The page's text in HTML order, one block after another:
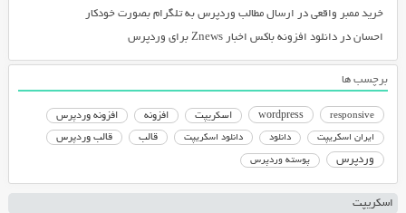
خرید ممبر واقعیدر ارسال مطالب وردپرس به تلگرام بصورت خودکار
احساندر دانلود افزونه باکس اخبار Znews برای وردپرس
برچسب ها
responsive
wordpress اسکریپت افزونه افزونه وردپرس
ایران اسکریپت دانلود دانلود اسکریپت قالب قالب وردپرس
وردپرس پوسته وردپرس
اسکریپت